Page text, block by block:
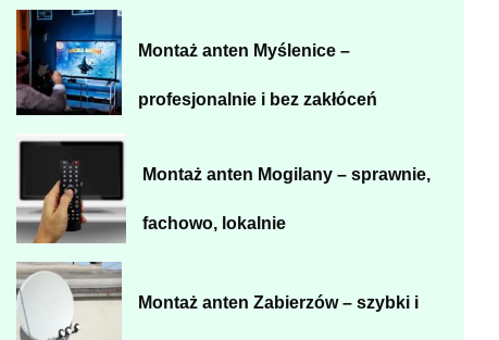
Montaż anten Myślenice –
profesjonalnie i bez zakłóceń
Montaż anten Mogilany – sprawnie,
fachowo, lokalnie
Montaż anten Zabierzów – szybki i